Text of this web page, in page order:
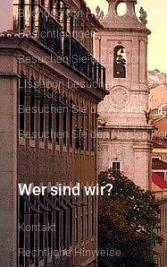
Buchung von Hotels,
Besichtigungen
Besuchen Sie die Region
Lissabon besuchen
Besuchen Sie die Algarve
Besuchen Sie den Norden
Wer sind wir?
Kontakt
Rechtliche Hinweise